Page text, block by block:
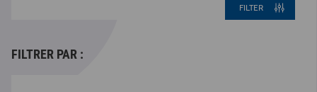
FILTER
FILTRER PAR :